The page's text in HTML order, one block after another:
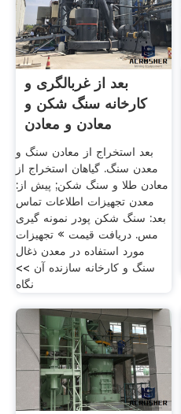
بعد از غربالگری و
کارخانه سنگ شکن و
معادن و معادن
بعد استخراج از معادن سنگ و
معدن سنگ. گیاهان استخراج از
معادن طلا و سنگ شکن; پیش از:
معدن تجهیزات اطلاعات تماس
بعد: سنگ شکن پودر نمونه گیری
مس. دریافت قیمت » تجهیزات
مورد استفاده در معدن ذغال
سنگ و کارخانه سازنده آن >>
نگاه